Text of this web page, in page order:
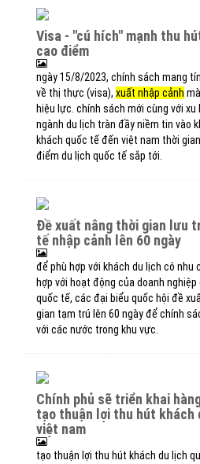
visa - "cú hích" mạnh thu hút khách quốc tế mùa
cao điểm
ngày 15/8/2023, chính sách mang
về thị thực (visa), xuất nhập cảnh
hiệu lực. chính sách mới cùng với
ngành du lịch tràn đầy niềm tin vào
khách quốc tế đến việt nam thời
điểm du lịch quốc tế sắp tới.
đề xuất nâng thời gian lưu trú cho khách quốc
tế nhập cảnh lên 60 ngày
để phù hợp với khách du lịch có nhu
hợp với hoạt động của doanh
quốc tế, các đại biểu quốc hội đề
gian tạm trú lên 60 ngày để chính
với các nước trong khu vực.
chính phủ sẽ triển khai hàng loạt giải pháp để
tạo thuận lợi thu hút khách
việt nam
tạo thuận lợi thu hút khách du lịch